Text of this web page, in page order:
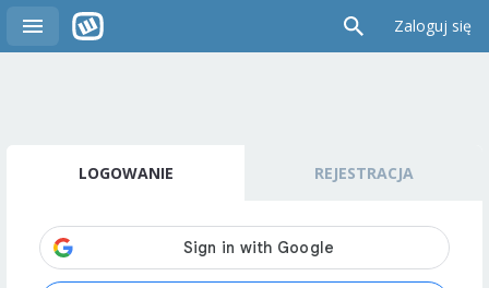
Zaloguj się
LOGOWANIE REJESTRACJA